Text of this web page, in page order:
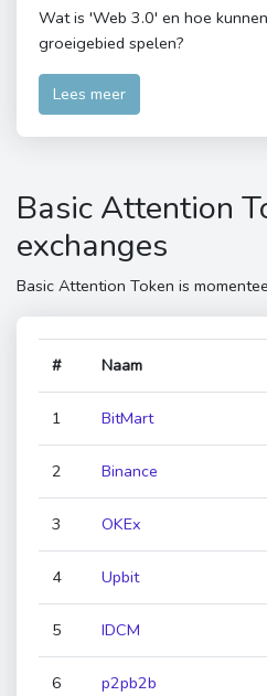
Wat is 'Web 3.0' en hoe
groeigebied spelen?
Lees meer
Basic Attention
exchanges
Basic Attention Token is
# Naam
1 BitMart
2 Binance
3 OKEx
4 Upbit
5 IDCM
6 p2pb2b